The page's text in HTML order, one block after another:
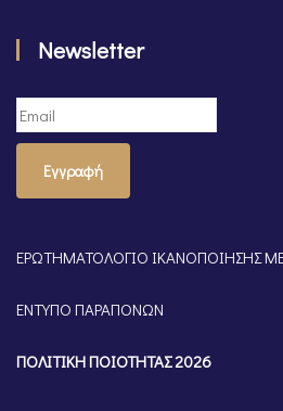
Newsletter
Εγγραφή
ΕΡΩΤΗΜΑΤΟΛΟΓΙΟ ΙΚΑΝΟΠΟΙΗΣΗΣ
ΕΝΤΥΠΟ ΠΑΡΑΠΟΝΩΝ
ΠΟΛΙΤΙΚΗ ΠΟΙΟΤΗΤΑΣ 2026